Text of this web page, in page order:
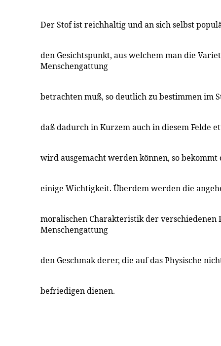
Der Stof ist reichhaltig und an sich selbst
den Gesichtspunkt, aus welchem man die
Menschengattung
betrachten muß, so deutlich zu bestimmen im
daß dadurch in Kurzem auch in diesem Felde
wird ausgemacht werden können, so
einige Wichtigkeit. Überdem werden die
moralischen Charakteristik der verschiedenen
Menschengattung
den Geschmak derer, die auf das Physische
befriedigen dienen.